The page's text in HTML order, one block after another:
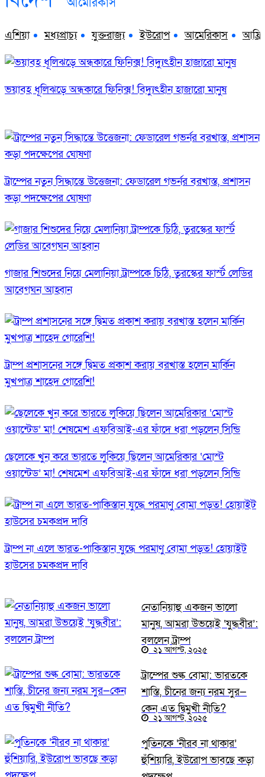
আমেরিকাস
এশিয়া মধ্যপ্রাচ্য যুক্তরাজ্য ইউরোপ আমেরিকাস
ভয়াবহ ধূলিঝড়ে অন্ধকারে ফিনিক্স! বিদ্যুৎহীন হাজারো মানুষ
ট্রাম্পের নতুন সিদ্ধান্তে উত্তেজনা: ফেডারেল গভর্নর বরখাস্ত, প্রশাসন
কড়া পদক্ষেপের ঘোষণা
গাজার শিশুদের নিয়ে মেলানিয়া ট্রাম্পকে চিঠি, তুরস্কের ফার্স্ট লেডির
আবেগঘন আহ্বান
ট্রাম্প প্রশাসনের সঙ্গে দ্বিমত প্রকাশ করায় বরখাস্ত হলেন মার্কিন
মুখপাত্র শাহেদ গোরেশি!
ছেলেকে খুন করে ভারতে লুকিয়ে ছিলেন আমেরিকার ‘মোস্ট
ওয়ান্টেড’ মা! শেষমেশ এফবিআই-এর ফাঁদে ধরা পড়লেন সিন্ডি
ট্রাম্প না এলে ভারত-পাকিস্তান যুদ্ধে পরমাণু বোমা পড়ত! হোয়াইট
হাউসের চমকপ্রদ দাবি
নেতানিয়াহু একজন ভালো
মানুষ, আমরা উভয়েই ‘যুদ্ধবীর’:
বললেন ট্রাম্প
২১ আগস্ট, ২০২৫
ট্রাম্পের শুল্ক বোমা: ভারতকে
শাস্তি, চীনের জন্য নরম সুর—
কেন এত দ্বিমুখী নীতি?
২১ আগস্ট, ২০২৫
পুতিনকে ‘নীরব না থাকার’
হুঁশিয়ারি, ইউরোপ ভাবছে কড়া